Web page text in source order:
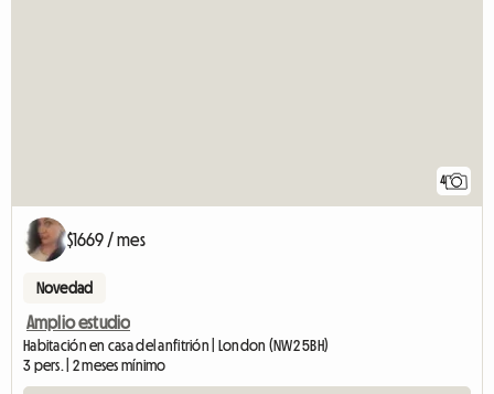
4
$1669 / mes
Novedad
Amplio estudio
Habitación en casa del anfitrión | London (NW2 5BH)
3 pers. | 2 meses mínimo